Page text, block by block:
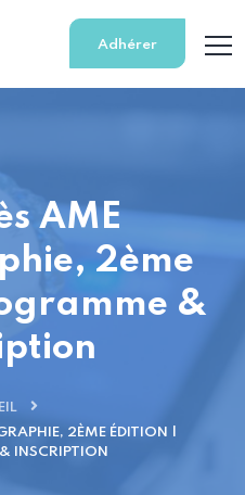
Adhérer
AME
2ème
&
2ÈME ÉDITION |
INSCRIPTION